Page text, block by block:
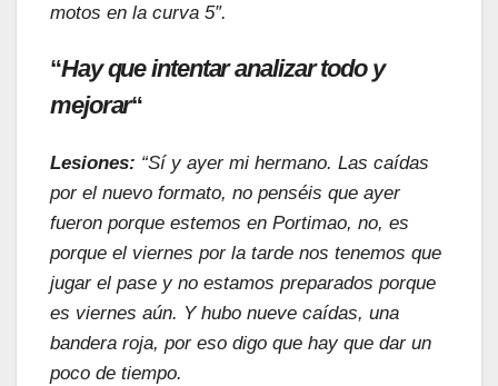
motos en la curva 5″.
“Hay que intentar analizar todo y
mejorar“
Lesiones: “Sí y ayer mi hermano. Las caídas
por el nuevo formato, no penséis que ayer
fueron porque estemos en Portimao, no, es
porque el viernes por la tarde nos tenemos que
jugar el pase y no estamos preparados porque
es viernes aún. Y hubo nueve caídas, una
bandera roja, por eso digo que hay que dar un
poco de tiempo.